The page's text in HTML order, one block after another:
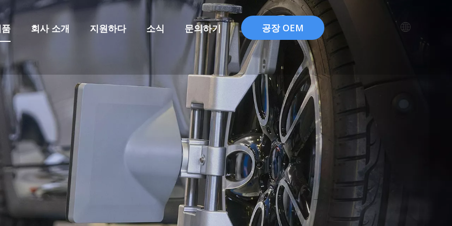
회사 소개 지원하다 소식 문의하기 공장 OEM